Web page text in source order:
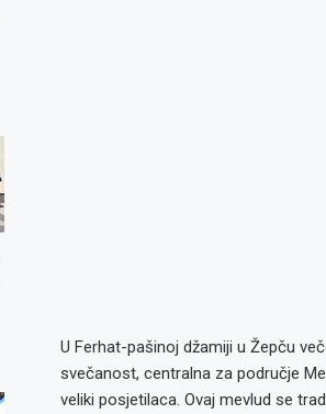
U Ferhat-pašinoj džamiji u Žepču
svečanost, centralna za područje
veliki posjetilaca. Ovaj mevlud se